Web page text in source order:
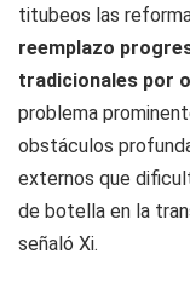
titubeos las
reemplazo
tradicionales por
problema
obstáculos
externos que
de botella en la
señaló Xi.